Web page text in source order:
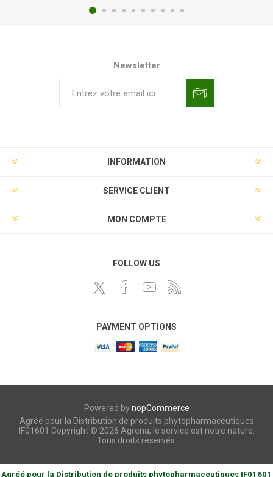
Newsletter
INFORMATION
SERVICE CLIENT
MON COMPTE
FOLLOW US
PAYMENT OPTIONS
Powered bynopCommerce
Agréé pour la Distribution de produits phytopharmaceutiques
IF01601 Copyright © 2026 Agrena, le service est notre nature.
Tous droits réservés.
Agréé pour la Distribution de produits phytopharmaceutiques IF01601